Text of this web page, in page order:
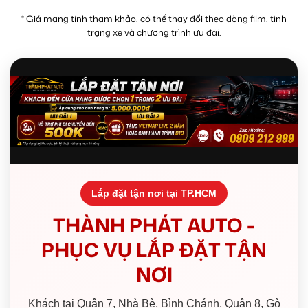
* Giá mang tính tham khảo, có thể thay đổi theo dòng film, tình
trạng xe và chương trình ưu đãi.
Lắp đặt tận nơi tại TP.HCM
THÀNH PHÁT AUTO -
PHỤC VỤ LẮP ĐẶT TẬN
NƠI
Khách tại Quận 7, Nhà Bè, Bình Chánh, Quận 8, Gò